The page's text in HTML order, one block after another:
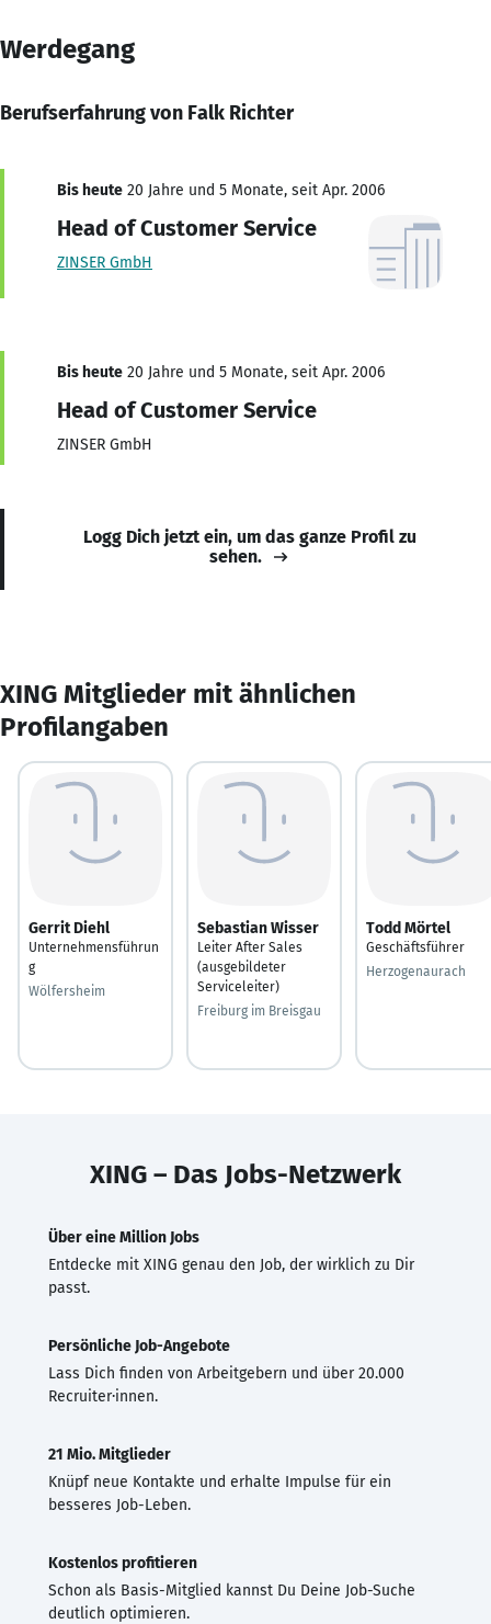
Werdegang
Berufserfahrung von Falk Richter
Bis heute 20 Jahre und 5 Monate, seit Apr. 2006
Head of Customer Service
ZINSER GmbH
Bis heute 20 Jahre und 5 Monate, seit Apr. 2006
Head of Customer Service
ZINSER GmbH
Logg Dich jetzt ein, um das ganze Profil zu
sehen.
XING Mitglieder mit ähnlichen
Profilangaben
Gerrit Diehl
Unternehmensführun
g
Wölfersheim
Sebastian Wisser
Leiter After Sales
(ausgebildeter
Serviceleiter)
Freiburg im Breisgau
Todd Mörtel
Geschäftsführer
Herzogenaurach
XING – Das Jobs-Netzwerk
Über eine Million Jobs
Entdecke mit XING genau den Job, der wirklich zu Dir
passt.
Persönliche Job-Angebote
Lass Dich finden von Arbeitgebern und über 20.000
Recruiter·innen.
21 Mio. Mitglieder
Knüpf neue Kontakte und erhalte Impulse für ein
besseres Job-Leben.
Kostenlos profitieren
Schon als Basis-Mitglied kannst Du Deine Job-Suche
deutlich optimieren.